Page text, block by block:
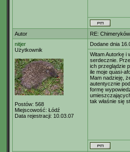
Autor
RE:
nitjer
Użytkownik
Postów: 568
Miejscowość: Łódź
Data rejestracji: 10.03.07
Dodane dnia
Witam Autorkę i
serdecznie.
ich przeglądzie
ile moje quasi-
Mam nadzieję,
autentycznie
formę
tak właśnie się